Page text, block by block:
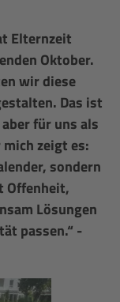
Elternzeit
Oktober.
wir diese
Das ist
für uns als
zeigt es:
sondern
Offenheit,
Lösungen
passen.“ -